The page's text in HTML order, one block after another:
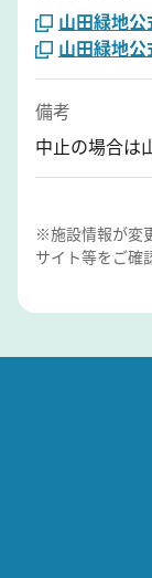
山田緑地公
山田緑地
備考
中止の場合は
※施設情報が変
サイト等をご確